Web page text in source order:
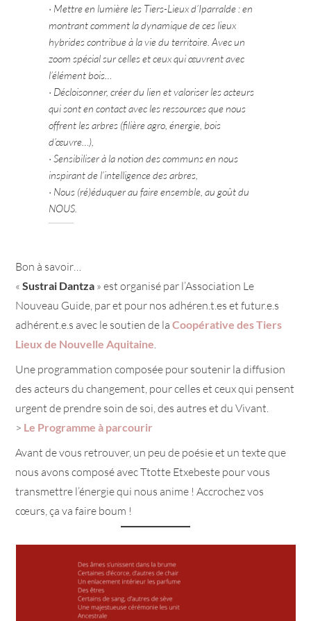
· Mettre en lumière les Tiers-Lieux d’Iparralde : en
montrant comment la dynamique de ces lieux
hybrides contribue à la vie du territoire. Avec un
zoom spécial sur celles et ceux qui œuvrent avec
l’élément bois…
· Décloisonner, créer du lien et valoriser les acteurs
qui sont en contact avec les ressources que nous
offrent les arbres (filière agro, énergie, bois
d’œuvre…),
· Sensibiliser à la notion des communs en nous
inspirant de l’intelligence des arbres,
· Nous (ré)éduquer au faire ensemble, au goût du
NOUS.
Bon à savoir…
«Sustrai Dantza » est organisé par l’Association Le
Nouveau Guide, par et pour nos adhéren.t.es et futur.e.s
adhérent.e.s avec le soutien de laCoopérative des Tiers
Lieux de Nouvelle Aquitaine
Une programmation composée pour soutenir la diffusion
des acteurs du changement, pour celles et ceux qui pensent
urgent de prendre soin de soi, des autres et du Vivant.
> Le Programme à parcourir
Avant de vous retrouver, un peu de poésie et un texte que
nous avons composé avec Ttotte Etxebeste pour vous
transmettre l’énergie qui nous anime ! Accrochez vos
cœurs, ça va faire boum !